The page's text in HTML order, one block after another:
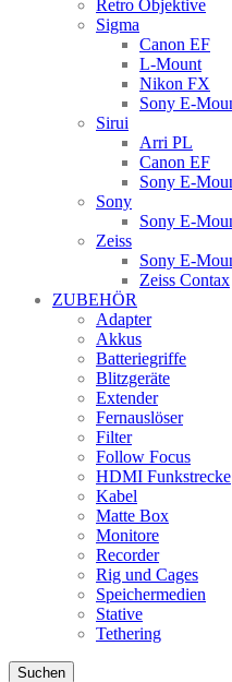
Retro Objektive
Sigma
Canon EF
L-Mount
Nikon FX
Sony E-
Sirui
Arri PL
Canon EF
Sony E-
Sony
Sony E-
Zeiss
Sony E-
Zeiss Contax
ZUBEHÖR
Adapter
Akkus
Batteriegriffe
Blitzgeräte
Extender
Fernauslöser
Filter
Follow Focus
HDMI Funkstrecke
Kabel
Matte Box
Monitore
Recorder
Rig und Cages
Speichermedien
Stative
Tethering
Suchen